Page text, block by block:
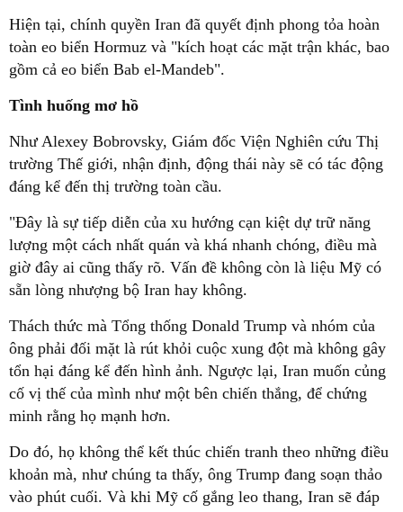
Hiện tại, chính quyền Iran đã quyết định phong tỏa hoàn
toàn eo biển Hormuz và "kích hoạt các mặt trận khác, bao
gồm cả eo biển Bab el-Mandeb".
Tình huống mơ hồ
Như Alexey Bobrovsky, Giám đốc Viện Nghiên cứu Thị
trường Thế giới, nhận định, động thái này sẽ có tác động
đáng kể đến thị trường toàn cầu.
"Đây là sự tiếp diễn của xu hướng cạn kiệt dự trữ năng
lượng một cách nhất quán và khá nhanh chóng, điều mà
giờ đây ai cũng thấy rõ. Vấn đề không còn là liệu Mỹ có
sẵn lòng nhượng bộ Iran hay không.
Thách thức mà Tổng thống Donald Trump và nhóm của
ông phải đối mặt là rút khỏi cuộc xung đột mà không gây
tổn hại đáng kể đến hình ảnh. Ngược lại, Iran muốn củng
cố vị thế của mình như một bên chiến thắng, để chứng
minh rằng họ mạnh hơn.
Do đó, họ không thể kết thúc chiến tranh theo những điều
khoản mà, như chúng ta thấy, ông Trump đang soạn thảo
vào phút cuối. Và khi Mỹ cố gắng leo thang, Iran sẽ đáp